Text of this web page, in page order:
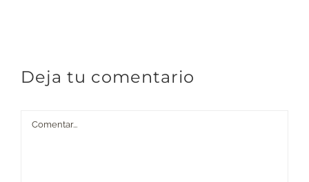
Deja tu comentario
Comentar